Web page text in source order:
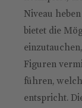
Niveau
bietet die
Figuren
führen,
entspricht.